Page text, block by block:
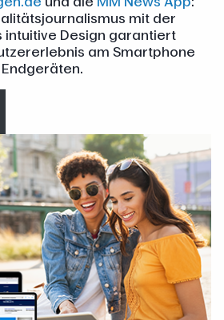
mit der
intuitive Design garantiert
am Smartphone